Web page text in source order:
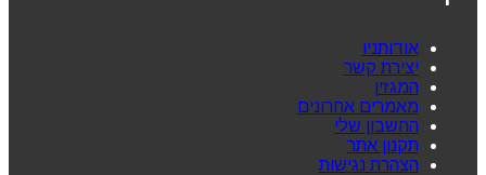
אודותניו
יצירת קשר
המגזין
מאמרים אחרונים
החשבון שלי
תקנון אתר
הצהרת נגישות